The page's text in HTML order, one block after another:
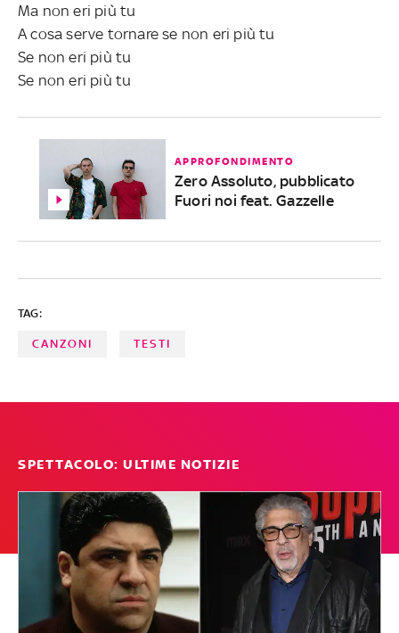
Ma non eri più tu
A cosa serve tornare se non eri più tu
Se non eri più tu
Se non eri più tu
APPROFONDIMENTO
Zero Assoluto, pubblicato
Fuori noi feat. Gazzelle
TAG:
CANZONI TESTI
SPETTACOLO: ULTIME NOTIZIE